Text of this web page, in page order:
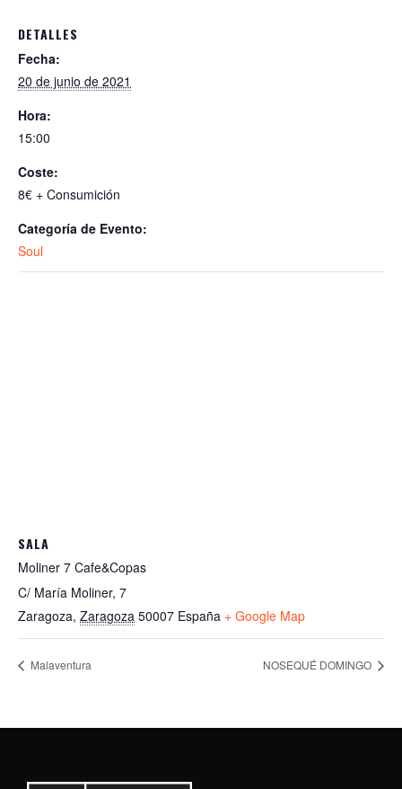
DETALLES
Fecha:
20 de junio de 2021
Hora:
15:00
Coste:
8€ + Consumición
Categoría de Evento:
Soul
SALA
Moliner 7 Cafe&Copas
C/ María Moliner, 7
Zaragoza, Zaragoza 50007 España + Google Map
Malaventura NOSEQUÉ DOMINGO